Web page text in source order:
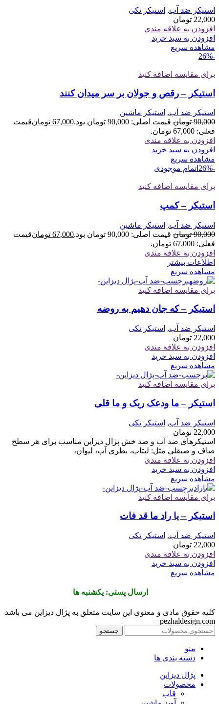
استیکر ضد آب, استیکر تکی
22,000 تومان
افزودن به علاقه مندی
افزودن به سبد خرید
مشاهده سریع
-26%
برای مقایسه اضافه کنید
استیکر – رقص و جولان بر سر میدان کنند
استیکر ضد آب, استیکر ماشین
90,000 تومان قیمت اصلی: 90,000 تومان بود. 67,000 تومانقیمت
فعلی: 67,000 تومان.
افزودن به علاقه مندی
افزودن به سبد خرید
مشاهده سریع
-26%
اتمام موجودی
برای مقایسه اضافه کنید
استیکر – کمپ
استیکر ضد آب, استیکر ماشین
90,000 تومان قیمت اصلی: 90,000 تومان بود. 67,000 تومانقیمت
فعلی: 67,000 تومان.
افزودن به علاقه مندی
اطلاعات بیشتر
مشاهده سریع
برای مقایسه اضافه کنید
استیکر – که جان دهیم به روضه
استیکر ضد آب, استیکر تکی
22,000 تومان
افزودن به علاقه مندی
افزودن به سبد خرید
مشاهده سریع
برای مقایسه اضافه کنید
استیکر – ما ودعک ربک و ما قلی
استیکر ضد آب, استیکر تکی
22,000 تومان
استیکرهای ضد آب و ضد خش پژال دیزاین مناسب برای هر سطح
صاف و صیقلی مثل: لپتاپ، بطری آب، لیوان،
افزودن به علاقه مندی
افزودن به سبد خرید
مشاهده سریع
برای مقایسه اضافه کنید
استیکر – یا راد ما قد فات
استیکر ضد آب, استیکر تکی
22,000 تومان
افزودن به علاقه مندی
افزودن به سبد خرید
مشاهده سریع
ارسال پستی: یکشنبه ها
کلیه حقوق مادی و معنوی این سایت متعلق به پژال دیزاین می باشد
pezhaldesign.com
جستجو
منو
دسته بندی ها
پژال دیزاین
محصولات
قاب